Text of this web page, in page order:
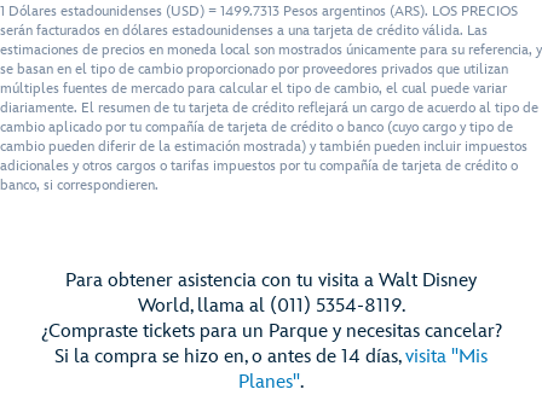
1 Dólares estadounidenses (USD) = 1499.7313 Pesos argentinos (ARS). LOS PRECIOS
serán facturados en dólares estadounidenses a una tarjeta de crédito válida. Las
estimaciones de precios en moneda local son mostrados únicamente para su referencia, y
se basan en el tipo de cambio proporcionado por proveedores privados que utilizan
múltiples fuentes de mercado para calcular el tipo de cambio, el cual puede variar
diariamente. El resumen de tu tarjeta de crédito reflejará un cargo de acuerdo al tipo de
cambio aplicado por tu compañía de tarjeta de crédito o banco (cuyo cargo y tipo de
cambio pueden diferir de la estimación mostrada) y también pueden incluir impuestos
adicionales y otros cargos o tarifas impuestos por tu compañía de tarjeta de crédito o
banco, si correspondieren.
Para obtener asistencia con tu visita a Walt Disney
World, llama al (011) 5354-8119.
¿Compraste tickets para un Parque y necesitas cancelar?
Si la compra se hizo en, o antes de 14 días,visita "Mis
Planes".